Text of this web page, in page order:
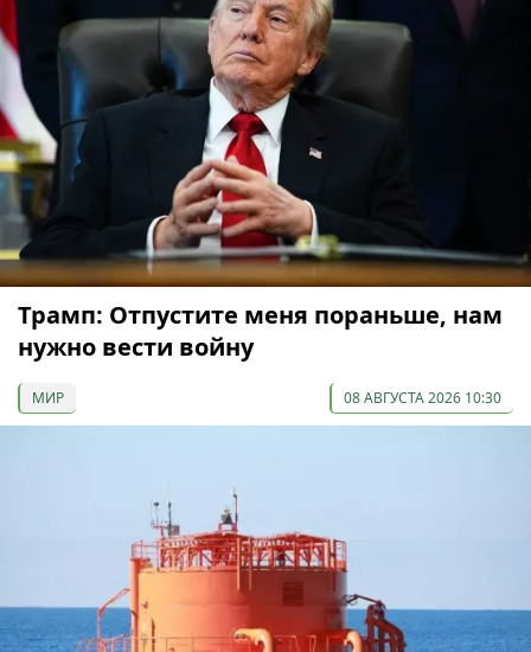
Трамп: Отпустите меня пораньше, нам
нужно вести войну
МИР 08 АВГУСТА 2026 10:30